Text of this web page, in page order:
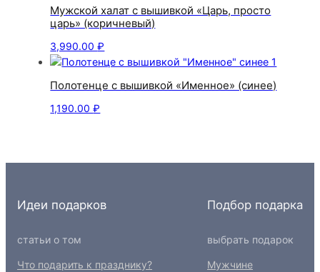
Мужской халат с вышивкой «Царь, просто
царь» (коричневый)
3,990.00₽
Полотенце с вышивкой «Именное» (синее)
1,190.00₽
Идеи подарков
статьи о том
Что подарить к празднику?
Подбор подарка
выбрать подарок
Мужчине